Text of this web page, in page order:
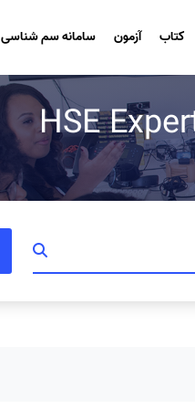
کتاب آزمون سامانه سم شناسی